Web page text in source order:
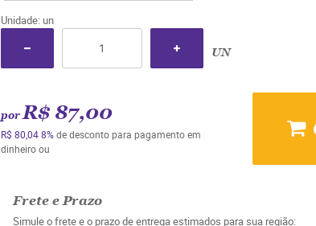
Unidade: un
UN
por R$ 87,00
R$ 80,04 8%de desconto para pagamento em
dinheiro ou
Frete e Prazo
Simule o frete e o prazo de entrega estimados para sua região: